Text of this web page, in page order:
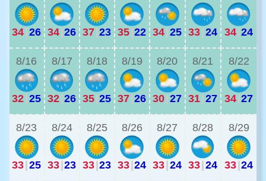
34|26 34|26 37|23 35|22 34|25 33|24 34|24
8/16
32|25
8/17
32|26
8/18
35|25
8/19
37|26
8/20
30|27
8/21
31|27
8/22
34|27
8/23
33|25
8/24
33|23
8/25
33|23
8/26
33|24
8/27
33|24
8/28
33|24
8/29
33|24